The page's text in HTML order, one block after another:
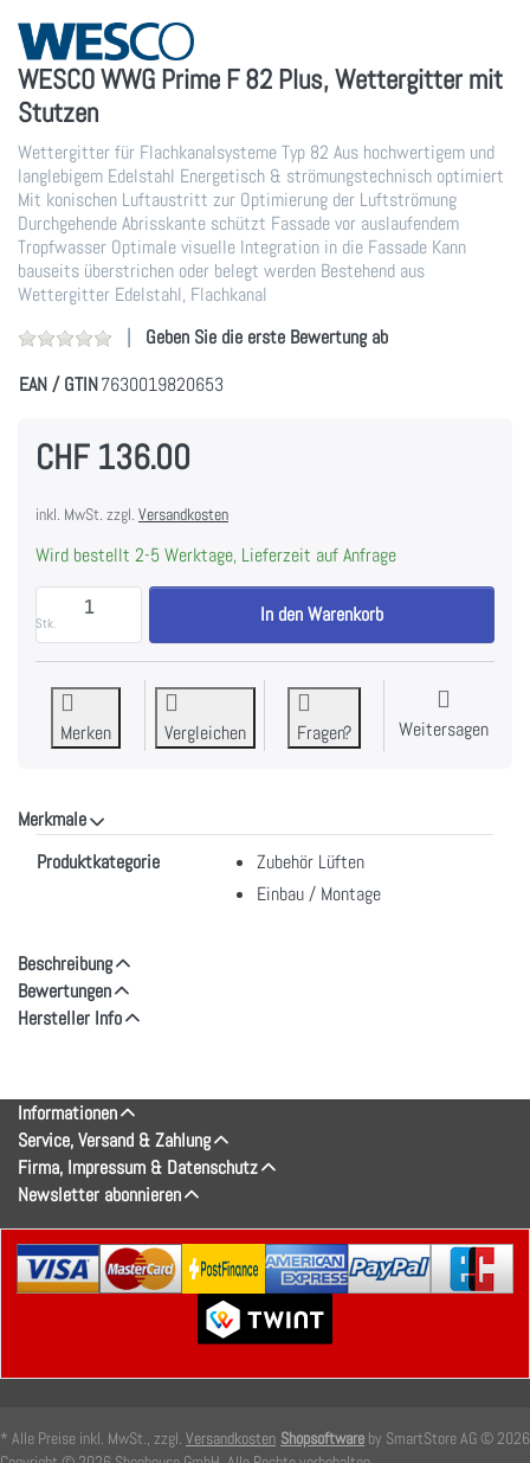
WESCO WWG Prime F 82 Plus, Wettergitter mit
Stutzen
Wettergitter für Flachkanalsysteme Typ 82 Aus hochwertigem und
langlebigem Edelstahl Energetisch & strömungstechnisch optimiert
Mit konischen Luftaustritt zur Optimierung der Luftströmung
Durchgehende Abrisskante schützt Fassade vor auslaufendem
Tropfwasser Optimale visuelle Integration in die Fassade Kann
bauseits überstrichen oder belegt werden Bestehend aus
Wettergitter Edelstahl, Flachkanal
Geben Sie die erste Bewertung ab
EAN / GTIN7630019820653
CHF 136.00
inkl. MwSt. zzgl. Versandkosten
Wird bestellt 2-5 Werktage, Lieferzeit auf Anfrage
Stk.
WESCO WWG Prime F 82 Plus, Wettergitter mit
In den Warenkorb
Merken Vergleichen Fragen? Weitersagen
Merkmale
Produktkategorie
Zubehör Lüften
Einbau / Montage
Beschreibung
Bewertungen
Hersteller Info
Informationen
Service, Versand & Zahlung
Firma, Impressum & Datenschutz
Newsletter abonnieren
* Alle Preise inkl. MwSt., zzgl. Versandkosten Shopsoftware by SmartStore AG © 2026